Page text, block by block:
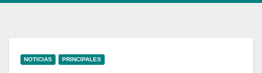
NOTICIAS PRINCIPALES